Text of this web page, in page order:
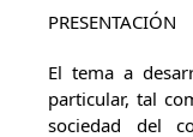
PRESENTACIÓN
El tema a
particular, tal
sociedad del